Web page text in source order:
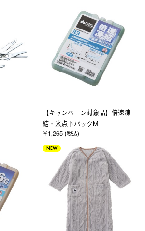
【キャンペーン対象品】倍速凍
結・氷点下パックM
￥1,265 (税込)
NEW